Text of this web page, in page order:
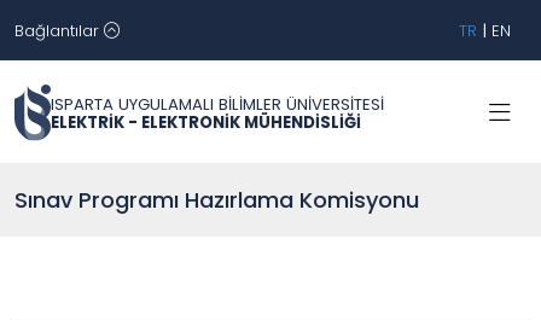
Bağlantılar TR | EN
ISPARTA UYGULAMALI BİLİMLER ÜNİVERSİTESİ
ELEKTRİK - ELEKTRONİK MÜHENDİSLİĞİ
Sınav Programı Hazırlama Komisyonu